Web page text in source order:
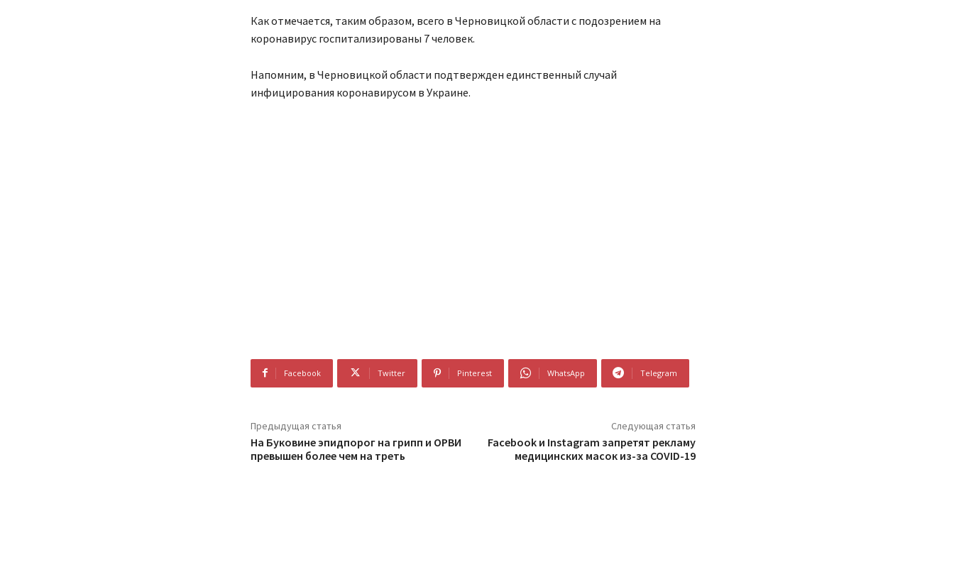
Как отмечается, таким образом, всего в Черновицкой области с подозрением на
коронавирус госпитализированы 7 человек.
Напомним, в Черновицкой области подтвержден единственный случай
инфицирования коронавирусом в Украине.
Facebook Twitter Pinterest WhatsApp Telegram
Предыдущая статья
На Буковине эпидпорог на грипп и ОРВИ
превышен более чем на треть
Следующая статья
Facebook и Instagram запретят рекламу
медицинских масок из-за COVID-19